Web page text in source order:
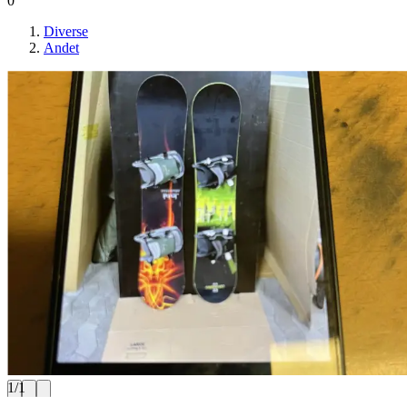
Diverse
Andet
1/1